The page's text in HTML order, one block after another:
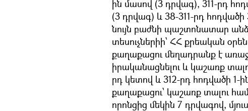
ին մասով (3 դրվագ), 311-րդ
(3 դրվագ) և 38-311-րդ
նույն բաժնի պաշտոնատար
տեսուչներիի՝ ՀՀ քրեական
քաղաքացու մեղադրանք է
իրականացնելու և կաշառք
րդ կետով և 312-րդ հոդվածի 1-
քաղաքացու՝ կաշառք տալու
որոնցից մեկին 7 դրվագով,